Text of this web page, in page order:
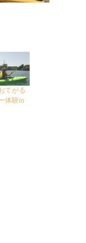
てがる
体験in